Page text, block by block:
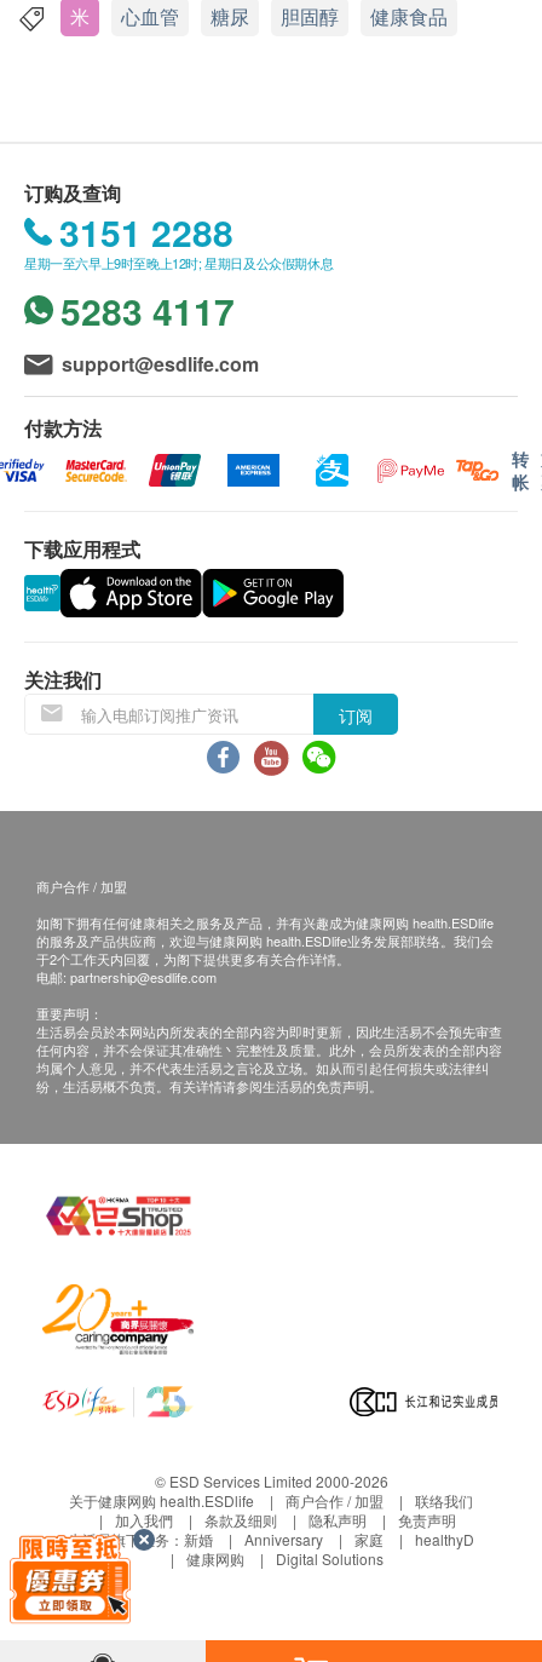
特性及功效
适合糖尿病人食用
可用作煲粥，煮汤，煮饭或面包
health.ESDlife保留最终决议权。
(但车辆不能直达的地区，需视附情况收取附加
费。)
没有升降机之楼层，将收取上楼送货费，费用为每
层$30。
偏远地区如离岛、马湾、愉景湾、大屿山及东涌等
地区，将额外收取$200送货费, 但车辆不能直达的
地区，再需视乎情况收取附加费。
账单总额未满HK$800 需附加HK$80运费。
订单确认后将于 4 个工作天内营康荟会联络安排发
货。
讯号悬挂或黑色暴雨警告生效时，送货服务时间将
会延迟。农历初一、初二及初三均会休息(不提供
送货)，敬请留意。
认。倘若供应商未能提供任何订单上的货品，健康
网购health.ESDlife有权拒绝接受该订单，并且会
于送货前透过电话或电邮通知顾客再作安排。
倘若由于不可抗力的原因(包括但不限于由于天
康网购health.ESDlife均不会承担任何责任或赔
偿。
华康复康用品有限公司会根据阁下提供的地址尽力
确保货品在预约日期送到该地址，若因阁下的原因
而导致货品超过购买日期30日后仍不成功派送，康
复康用品有限公司保留权利包括任何拒绝要求退款
申请之权利。
个工作天前联络营康荟。
货品将被送回至营康荟，客人需于分店的办公时间
内自行安排前往领回， 并不会安排再次送货，而
保养条款
客户于收取货品时必须检查所订购之货品是否有损
在送货日期起计7天以内通知华康复康用品有限公
退换产品必须包装完整，如退换之产品有任何残缺
或过期退回，供应商有权不受理。
血糖测试产品享5年保养。
血压计享2年保养。
除血糖测试产品及血压计外，其他商品均不享任何
保养。
米 心血管 糖尿 胆固醇 健康食品
订购及查询
3151 2288
星期一至六早上9时至晚上12时; 星期日及公众假期休息
5283 4117
support@esdlife.com
付款方法
转
帐
下载应用程式
关注我们
订阅
商户合作 / 加盟
如阁下拥有任何健康相关之服务及产品，并有兴趣成为健康网购 health.ESDlife
的服务及产品供应商，欢迎与健康网购 health.ESDlife业务发展部联络。我们会
于2个工作天内回覆，为阁下提供更多有关合作详情。
电邮: partnership@esdlife.com
重要声明：
生活易会员於本网站内所发表的全部内容为即时更新，因此生活易不会预先审查
任何内容，并不会保证其准确性丶完整性及质量。此外，会员所发表的全部内容
均属个人意见，并不代表生活易之言论及立场。如从而引起任何损失或法律纠
纷，生活易概不负责。有关详情请参阅生活易的免责声明。
© ESD Services Limited 2000-2026
关于健康网购 health.ESDlife
商户合作 / 加盟
联络我们
加入我們
条款及细则 隐私声明
免责声明
生活易旗下业务： 新婚 Anniversary 家庭
healthyD
健康网购
Digital Solutions